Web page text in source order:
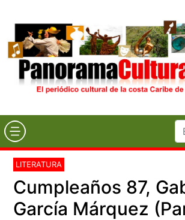
LITERATURA
Cumpleaños 87,
García Márquez